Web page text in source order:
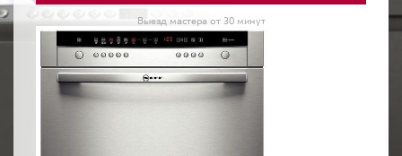
Выезд мастера от 30 минут